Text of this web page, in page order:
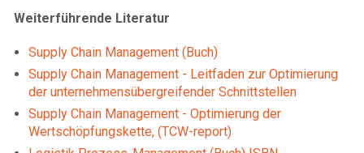
Weiterführende Literatur
Supply Chain Management (Buch)
Supply Chain Management - Leitfaden zur Optimierung
der unternehmensübergreifender Schnittstellen
Supply Chain Management - Optimierung der
Wertschöpfungskette, (TCW-report)